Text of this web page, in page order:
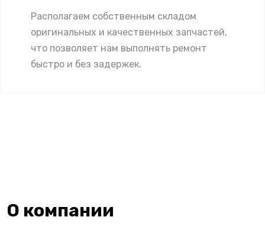
Располагаем собственным складом
оригинальных и качественных запчастей,
что позволяет нам выполнять ремонт
быстро и без задержек.
О компании